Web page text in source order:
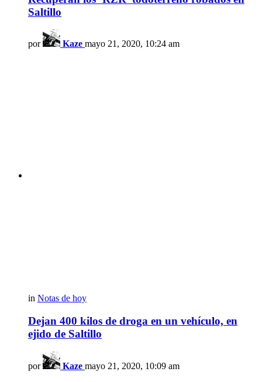
Saltillo
por Kaze mayo 21, 2020, 10:24 am
in Notas de hoy
Dejan 400 kilos de droga en un vehículo, en
ejido de Saltillo
por Kaze mayo 21, 2020, 10:09 am